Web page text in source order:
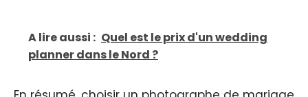
A lire aussi : Quel est le prix d'un wedding
planner dans le Nord ?